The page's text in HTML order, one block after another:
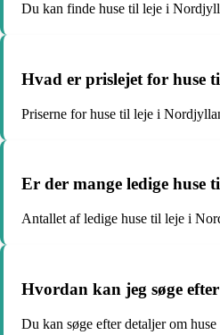
Du kan finde huse til leje i
Hvad er prislejet for huse
Priserne for huse til leje i
Er der mange ledige huse
Antallet af ledige huse til leje i
Hvordan kan jeg søge
Du kan søge efter detaljer om